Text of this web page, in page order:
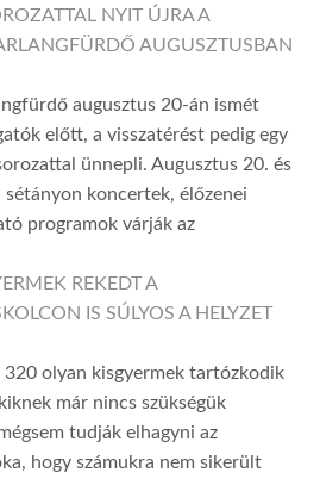
NYIT ÚJRA A
AUGUSZTUSBAN
augusztus 20-án ismét
előtt, a visszatérést pedig egy
ünnepli. Augusztus 20. és
koncertek, élőzenei
programok várják az
REKEDT A
IS SÚLYOS A HELYZET
olyan kisgyermek tartózkodik
már nincs szükségük
tudják elhagyni az
hogy számukra nem sikerült